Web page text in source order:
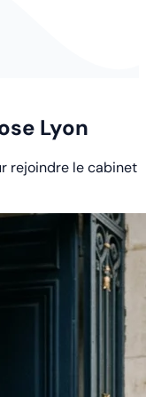
Lyon
rejoindre le cabinet